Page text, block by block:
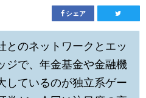
シェア
とのネットワークとエッ
ジで、年金基金や金融機
しているのが独立系ゲー